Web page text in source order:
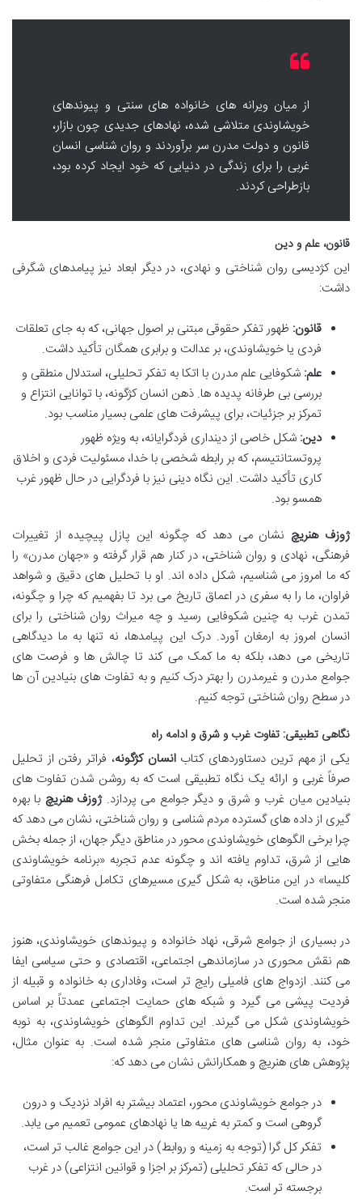
از میان ویرانه های خانواده های سنتی و پیوندهای
خویشاوندی متلاشی شده، نهادهای جدیدی چون بازار،
قانون و دولت مدرن سر برآوردند و روان شناسی انسان
غربی را برای زندگی در دنیایی که خود ایجاد کرده بود،
بازطراحی کردند.
قانون، علم و دین
این کژدیسی روان شناختی و نهادی، در دیگر ابعاد نیز پیامدهای شگرفی
داشت:
قانون: ظهور تفکر حقوقی مبتنی بر اصول جهانی، که به جای تعلقات
فردی یا خویشاوندی، بر عدالت و برابری همگان تأکید داشت.
علم: شکوفایی علم مدرن با اتکا به تفکر تحلیلی، استدلال منطقی و
بررسی بی طرفانه پدیده ها. ذهن انسان کژگونه، با توانایی انتزاع و
تمرکز بر جزئیات، برای پیشرفت های علمی بسیار مناسب بود.
دین: شکل خاصی از دینداری فردگرایانه، به ویژه ظهور
پروتستانتیسم، که بر رابطه شخصی با خدا، مسئولیت فردی و اخلاق
کاری تأکید داشت. این نگاه دینی نیز با فردگرایی در حال ظهور غرب
همسو بود.
ژوزف هنریچ نشان می دهد که چگونه این پازل پیچیده از تغییرات
فرهنگی، نهادی و روان شناختی، در کنار هم قرار گرفته و «جهان مدرن» را
که ما امروز می شناسیم، شکل داده اند. او با تحلیل های دقیق و شواهد
فراوان، ما را به سفری در اعماق تاریخ می برد تا بفهمیم که چرا و چگونه،
تمدن غرب به چنین شکوفایی رسید و چه میراث روان شناختی را برای
انسان امروز به ارمغان آورد. درک این پیامدها، نه تنها به ما دیدگاهی
تاریخی می دهد، بلکه به ما کمک می کند تا چالش ها و فرصت های
جوامع مدرن و غیرمدرن را بهتر درک کنیم و به تفاوت های بنیادین آن ها
در سطح روان شناختی توجه کنیم.
نگاهی تطبیقی: تفاوت غرب و شرق و ادامه راه
یکی از مهم ترین دستاوردهای کتابانسان کژگونه، فراتر رفتن از تحلیل
صرفاً غربی و ارائه یک نگاه تطبیقی است که به روشن شدن تفاوت های
بنیادین میان غرب و شرق و دیگر جوامع می پردازد.ژوزف هنریچ با بهره
گیری از داده های گسترده مردم شناسی و روان شناختی، نشان می دهد که
چرا برخی الگوهای خویشاوندی محور در مناطق دیگر جهان، از جمله بخش
هایی از شرق، تداوم یافته اند و چگونه عدم تجربه «برنامه خویشاوندی
کلیسا» در این مناطق، به شکل گیری مسیرهای تکامل فرهنگی متفاوتی
منجر شده است.
در بسیاری از جوامع شرقی، نهاد خانواده و پیوندهای خویشاوندی، هنوز
هم نقش محوری در سازماندهی اجتماعی، اقتصادی و حتی سیاسی ایفا
می کنند. ازدواج های فامیلی رایج تر است، وفاداری به خانواده و قبیله از
فردیت پیشی می گیرد و شبکه های حمایت اجتماعی عمدتاً بر اساس
خویشاوندی شکل می گیرند. این تداوم الگوهای خویشاوندی، به نوبه
خود، به روان شناسی های متفاوتی منجر شده است. به عنوان مثال،
پژوهش های هنریچ و همکارانش نشان می دهد که:
در جوامع خویشاوندی محور، اعتماد بیشتر به افراد نزدیک و درون
گروهی است و کمتر به غریبه ها یا نهادهای عمومی تعمیم می یابد.
تفکر کل گرا (توجه به زمینه و روابط) در این جوامع غالب تر است،
در حالی که تفکر تحلیلی (تمرکز بر اجزا و قوانین انتزاعی) در غرب
برجسته تر است.